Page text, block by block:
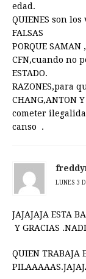
edad.
QUIENES son los
FALSAS
PORQUE
CFN,cuando no
ESTADO.
RAZONES,para
CHANG,ANTON
cometer
canso .
LUNES 3
JAJAJAJA ESTA
Y GRACIAS
QUIEN TRABAJA